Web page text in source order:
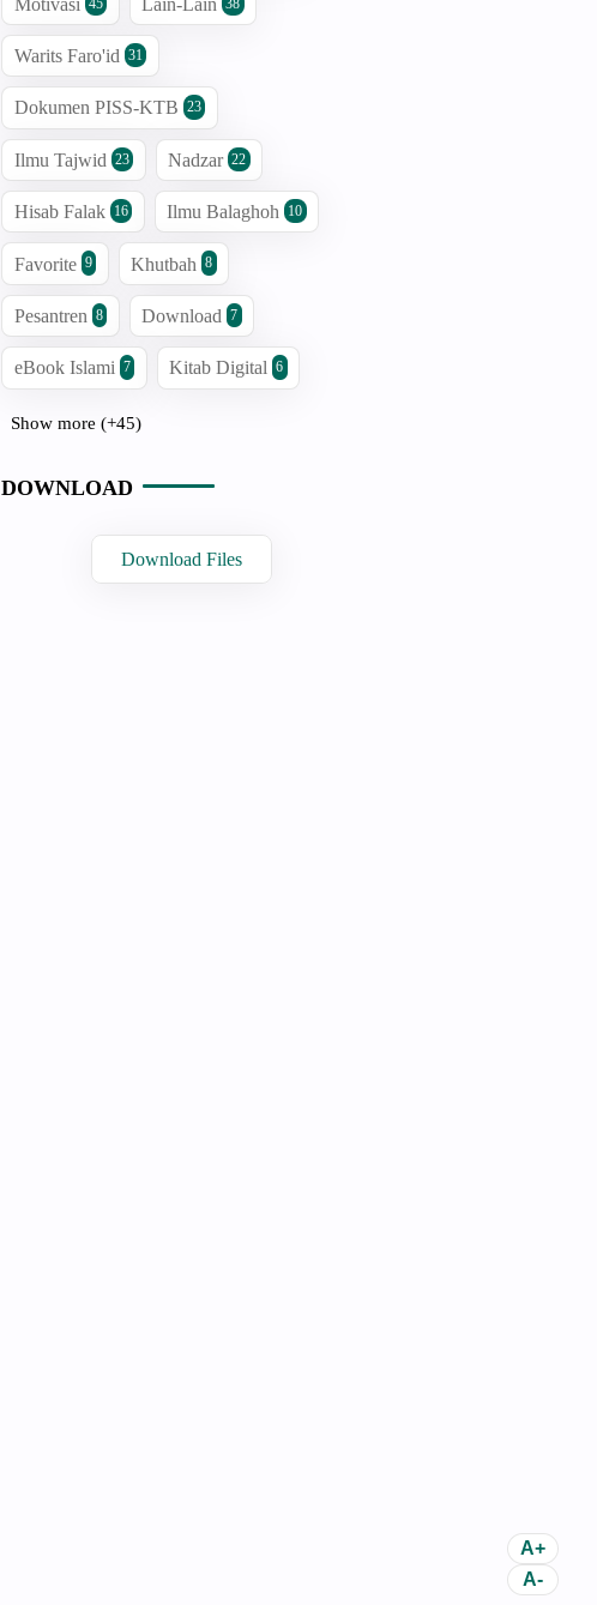
Warits Faro'id 31
Dokumen PISS-KTB 23
Ilmu Tajwid 23 Nadzar 22
Hisab Falak 16 Ilmu Balaghoh 10
Favorite 9 Khutbah 8
Pesantren 8 Download 7
eBook Islami 7 Kitab Digital 6
Show more (+45)
DOWNLOAD
Download Files